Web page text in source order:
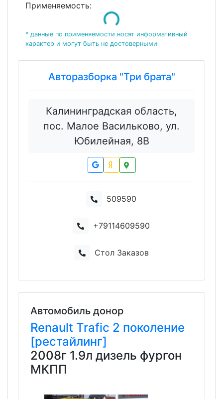
Применяемость:
Loading...
* данные по применяемости носят информативный
характер и могут быть не достоверными
Авторазборка "Три брата"
Калининградская область,
пос. Малое Васильково, ул.
Юбилейная, 8В
509590
+79114609590
Стол Заказов
Автомобиль донор
Renault Trafic 2 поколение
[рестайлинг]
2008г 1.9л дизель фургон
МКПП